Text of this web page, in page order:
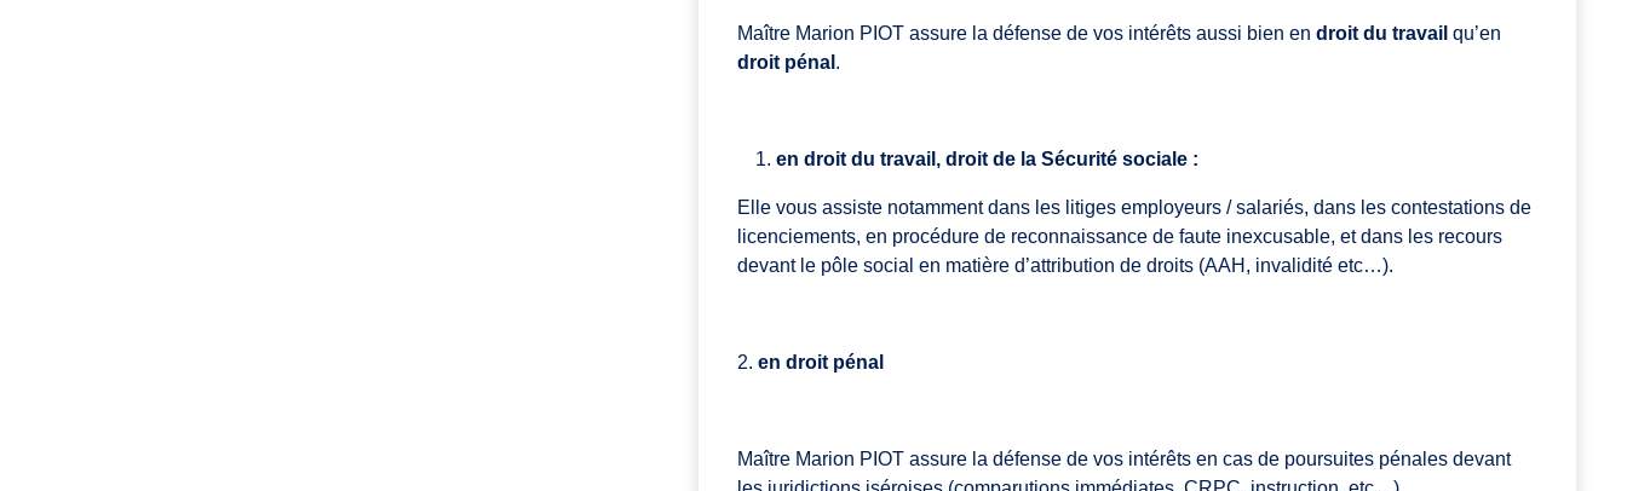
Maître Marion PIOT assure la défense de vos intérêts aussi bien en droit du travail qu’en
droit pénal .
en droit du travail, droit de la Sécurité sociale :
Elle vous assiste notamment dans les litiges employeurs / salariés, dans les contestations de
licenciements, en procédure de reconnaissance de faute inexcusable, et dans les recours
devant le pôle social en matière d’attribution de droits (AAH, invalidité etc…).
2. en droit pénal
Maître Marion PIOT assure la défense de vos intérêts en cas de poursuites pénales devant